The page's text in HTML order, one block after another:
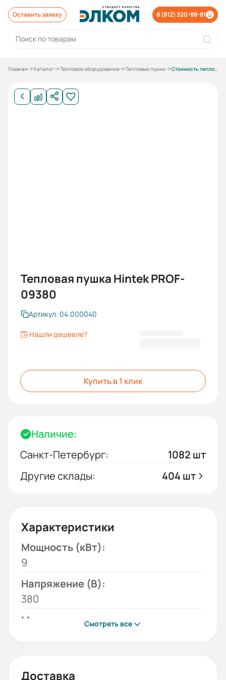
Оставить заявку 8 (812) 320-88-81
Главная Каталог Тепловое оборудование Тепловые пушки Стоимость тепловентиляторов
Тепловая пушка Hintek PROF-
09380
Артикул: 04.000040
Нашли дешевле?
Купить в 1 клик
Наличие:
Санкт-Петербург:
1082 шт
Другие склады:
404 шт
Характеристики
Мощность (кВт):
9
Напряжение (В):
380
Модель:
36
Смотреть все
Доставка